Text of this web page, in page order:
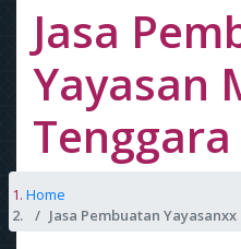
Jasa
Yayasan
Home
Jasa Pembuatan